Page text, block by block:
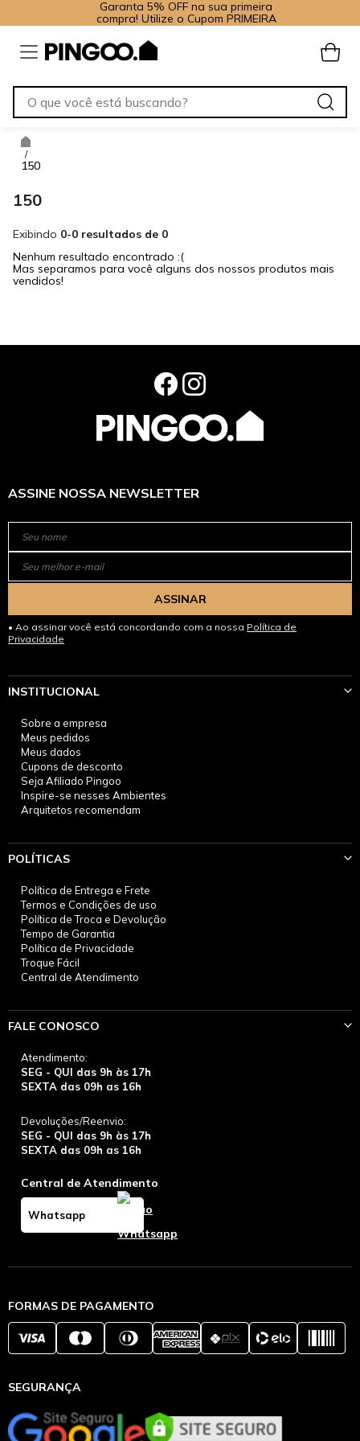
Garanta 5% OFF na sua primeira
compra! Utilize o Cupom PRIMEIRA
/
150
150
Exibindo 0-0 resultados de 0
Nenhum resultado encontrado :(
Mas separamos para você alguns dos nossos produtos mais
vendidos!
ASSINE NOSSA NEWSLETTER
ASSINAR
Ao assinar você está concordando com a nossa Política de
Privacidade
INSTITUCIONAL
Sobre a empresa
Meus pedidos
Meus dados
Cupons de desconto
Seja Afiliado Pingoo
Inspire-se nesses Ambientes
Arquitetos recomendam
POLÍTICAS
Política de Entrega e Frete
Termos e Condições de uso
Política de Troca e Devolução
Tempo de Garantia
Política de Privacidade
Troque Fácil
Central de Atendimento
FALE CONOSCO
Atendimento:
SEG - QUI das 9h às 17h
SEXTA das 09h as 16h
Devoluções/Reenvio:
SEG - QUI das 9h às 17h
SEXTA das 09h as 16h
Central de Atendimento
Whatsapp
FORMAS DE PAGAMENTO
SEGURANÇA